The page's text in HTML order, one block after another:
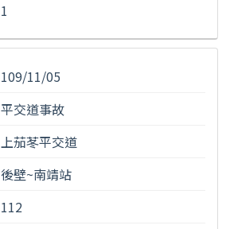
1
109/11/05
平交道事故
上茄苳平交道
後壁~南靖站
112